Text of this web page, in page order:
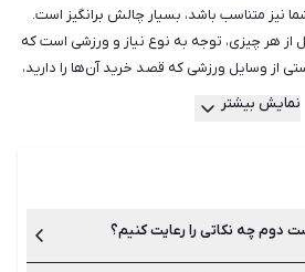
نیز متناسب باشد، بسیار چالش برانگیز است.
از هر چیزی، توجه به نوع نیاز و ورزشی است که
از وسایل ورزشی که قصد خرید آن‌ها را دارید،
آن‌ها با افراد حرفه‌ای یا مربی خود مشورت
آن سوال بپرسید. البته اگر برای صرفه‌جویی در
کنید. زیرا اگر مدت زمان زیادی از خرید آن گذشته
نمایش بیشتر
دوم چه نکاتی را رعایت کنیم؟